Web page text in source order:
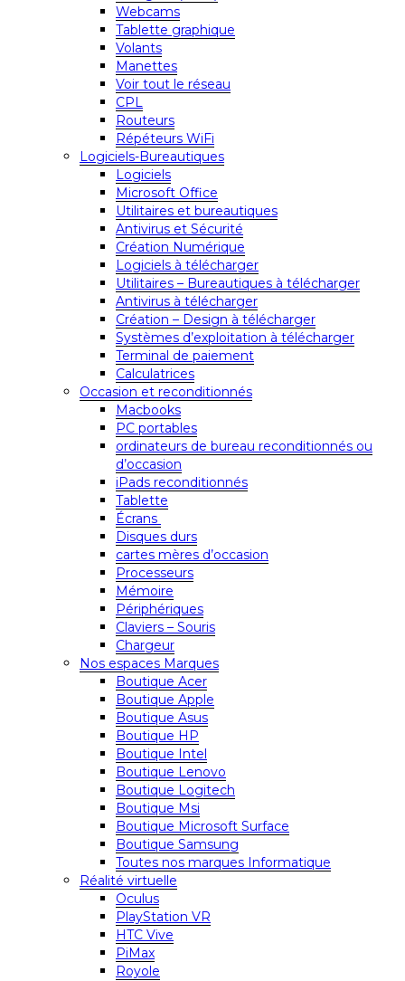
Webcams
Tablette graphique
Volants
Manettes
Voir tout le réseau
CPL
Routeurs
Répéteurs WiFi
Logiciels-Bureautiques
Logiciels
Microsoft Office
Utilitaires et bureautiques
Antivirus et Sécurité
Création Numérique
Logiciels à télécharger
Utilitaires – Bureautiques à télécharger
Antivirus à télécharger
Création – Design à télécharger
Systèmes d’exploitation à télécharger
Terminal de paiement
Calculatrices
Occasion et reconditionnés
Macbooks
PC portables
ordinateurs de bureau reconditionnés ou
d’occasion
iPads reconditionnés
Tablette
Écrans
Disques durs
cartes mères d’occasion
Processeurs
Mémoire
Périphériques
Claviers – Souris
Chargeur
Nos espaces Marques
Boutique Acer
Boutique Apple
Boutique Asus
Boutique HP
Boutique Intel
Boutique Lenovo
Boutique Logitech
Boutique Msi
Boutique Microsoft Surface
Boutique Samsung
Toutes nos marques Informatique
Réalité virtuelle
Oculus
PlayStation VR
HTC Vive
PiMax
Royole